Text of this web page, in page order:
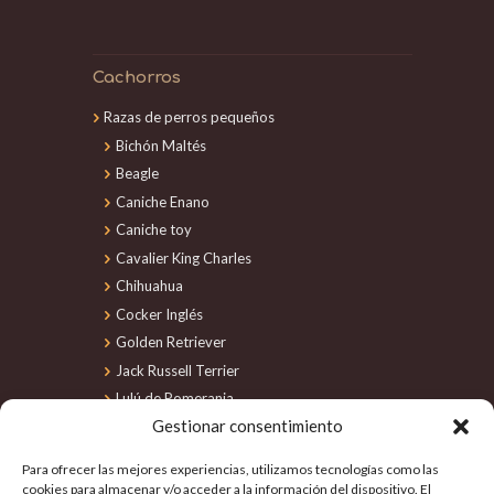
Gestionar consentimiento
Para ofrecer las mejores experiencias, utilizamos tecnologías como las
cookies para almacenar y/o acceder a la información del dispositivo. El
Cachorros
Razas de perros pequeños
Bichón Maltés
Beagle
Caniche Enano
Caniche toy
Cavalier King Charles
Chihuahua
Cocker Inglés
Golden Retriever
Jack Russell Terrier
Lulú de Pomerania
Maltipoo
Schnauzer Miniatura